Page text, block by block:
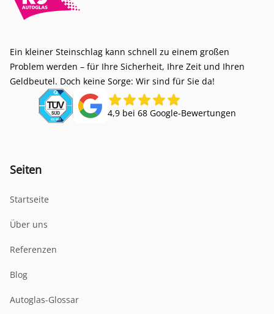
Ein kleiner Steinschlag kann schnell zu einem großen
Problem werden – für Ihre Sicherheit, Ihre Zeit und Ihren
Geldbeutel. Doch keine Sorge: Wir sind für Sie da!
4,9 bei 68 Google-Bewertungen
Seiten
Startseite
Über uns
Referenzen
Blog
Autoglas-Glossar